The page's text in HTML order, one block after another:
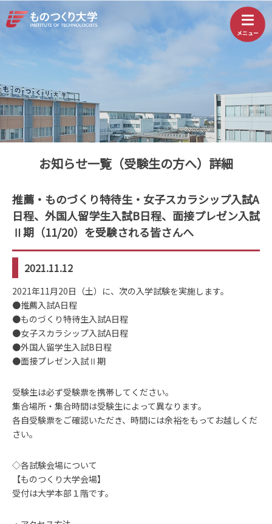
お知らせ一覧（受験生の方へ）詳細
推薦・ものづくり特待生・女子スカラシップ入試A
日程、外国人留学生入試B日程、面接プレゼン入試
Ⅱ期（11/20）を受験される皆さんへ
2021.11.12
2021年11月20日（土）に、次の入学試験を実施します。
●推薦入試A日程
●ものづくり特待生入試A日程
●女子スカラシップ入試A日程
●外国人留学生入試B日程
●面接プレゼン入試Ⅱ期
受験生は必ず受験票を携帯してください。
集合場所・集合時間は受験生によって異なります。
各自受験票をご確認いただき、時間には余裕をもってお越しくだ
さい。
◇各試験会場について
【ものつくり大学会場】
受付は大学本部１階です。